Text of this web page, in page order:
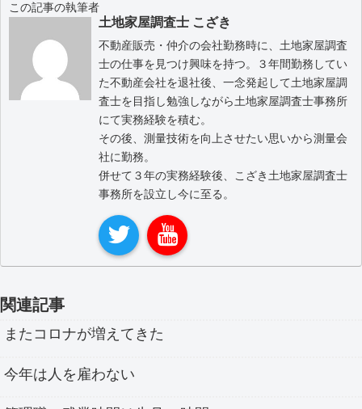
この記事の執筆者
土地家屋調査士 こざき
不動産販売・仲介の会社勤務時に、土地家屋調査
士の仕事を見つけ興味を持つ。３年間勤務してい
た不動産会社を退社後、一念発起して土地家屋調
査士を目指し勉強しながら土地家屋調査士事務所
にて実務経験を積む。
その後、測量技術を向上させたい思いから測量会
社に勤務。
併せて３年の実務経験後、こざき土地家屋調査士
事務所を設立し今に至る。
関連記事
またコロナが増えてきた
今年は人を雇わない